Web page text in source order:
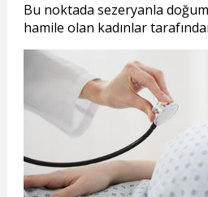
Bu noktada sezeryanla
hamile olan kadınlar